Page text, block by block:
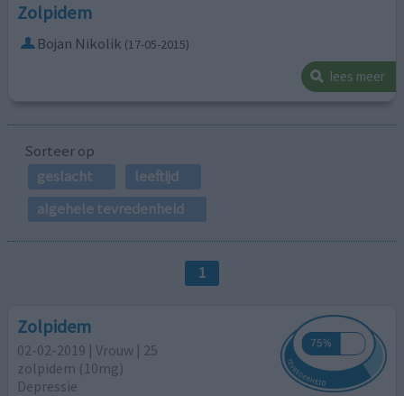
Zolpidem
Bojan Nikolik (17-05-2015)
lees meer
Sorteer op
geslacht
leeftijd
algehele tevredenheid
1
Zolpidem
02-02-2019 | Vrouw | 25
zolpidem (10mg)
Depressie